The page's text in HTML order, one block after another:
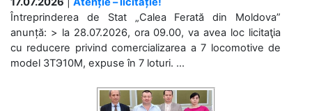
Întreprinderea de Stat „Calea Ferată din Moldova”
anunță: > la 28.07.2026, ora 09.00, va avea loc licitaţia
cu reducere privind comercializarea a 7 locomotive de
model 3ТЭ10М, expuse în 7 loturi. ...